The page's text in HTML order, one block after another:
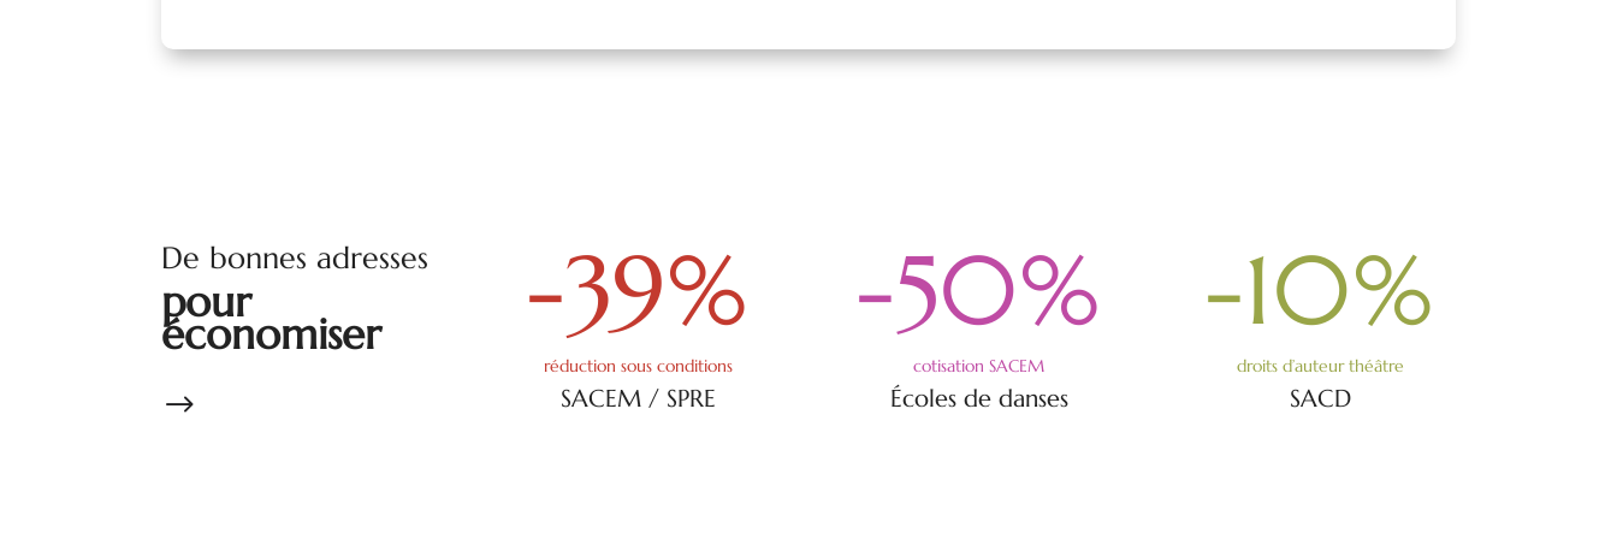
De bonnes adresses
pour
économiser
$
-39%
réduction sous conditions
SACEM / SPRE
-50%
cotisation SACEM
Écoles de danses
-10%
droits d’auteur théâtre
SACD